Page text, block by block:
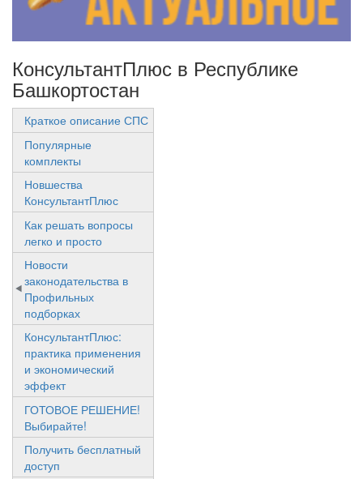
КонсультантПлюс в Республике
Башкортостан
Краткое описание СПС
Популярные
комплекты
Новшества
КонсультантПлюс
Как решать вопросы
легко и просто
Новости
законодательства в
Профильных
подборках
КонсультантПлюс:
практика применения
и экономический
эффект
ГОТОВОЕ РЕШЕНИЕ!
Выбирайте!
Получить бесплатный
доступ